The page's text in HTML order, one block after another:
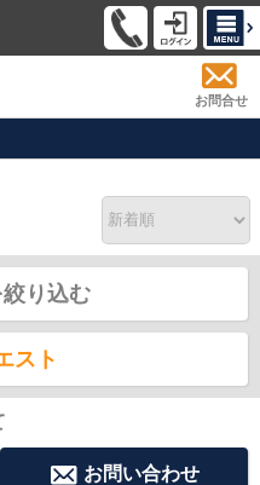
お問合せ
り込む
スト
お問い合わせ